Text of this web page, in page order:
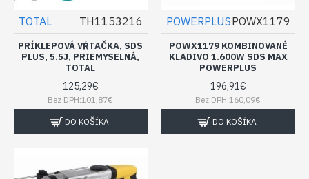
TOTAL TH1153216
PRÍKLEPOVÁ VŔTAČKA, SDS
PLUS, 5.5J, PRIEMYSELNÁ,
TOTAL
125,29€
Bez DPH:101,87€
DO KOŠÍKA
POWERPLUSPOWX1179
POWX1179 KOMBINOVANÉ
KLADIVO 1.600W SDS MAX
POWERPLUS
196,91€
Bez DPH:160,09€
DO KOŠÍKA